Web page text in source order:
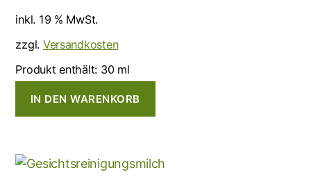
inkl. 19 % MwSt.
zzgl. Versandkosten
Produkt enthält: 30 ml
IN DEN WARENKORB